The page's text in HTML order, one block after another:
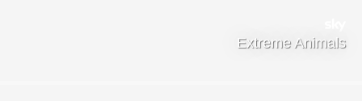
Extreme Animals